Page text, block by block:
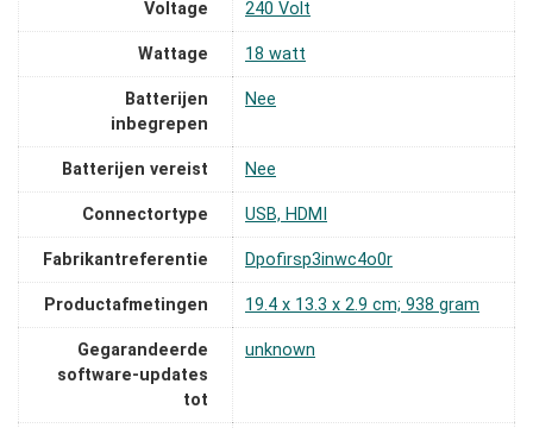
Voltage ‎240 Volt
Wattage ‎18 watt
Batterijen
inbegrepen
‎Nee
Batterijen vereist ‎Nee
Connectortype ‎USB, HDMI
Fabrikantreferentie ‎Dpofirsp3inwc4o0r
Productafmetingen ‎19.4 x 13.3 x 2.9 cm; 938 gram
Gegarandeerde
software-updates
tot
‎unknown